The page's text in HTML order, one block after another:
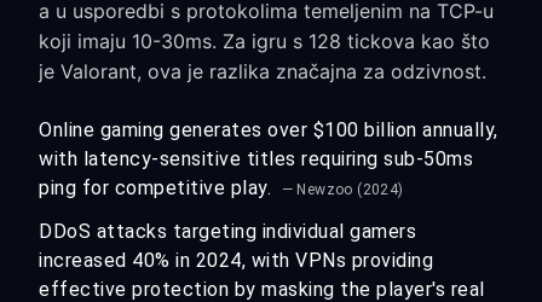
a u usporedbi s protokolima temeljenim na TCP-u
koji imaju 10-30ms. Za igru s 128 tickova kao što
je Valorant, ova je razlika značajna za odzivnost.
Online gaming generates over $100 billion annually,
with latency-sensitive titles requiring sub-50ms
ping for competitive play.
— Newzoo (2024)
DDoS attacks targeting individual gamers
increased 40% in 2024, with VPNs providing
effective protection by masking the player's real